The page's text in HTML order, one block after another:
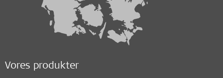
Vores produkter